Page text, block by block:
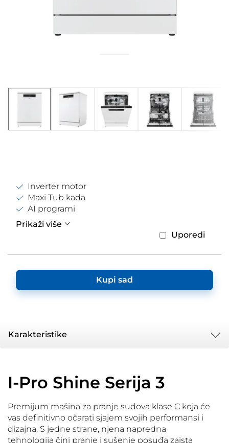
Inverter motor
Maxi Tub kada
AI programi
Prikaži više
Uporedi
Kupi sad
Karakteristike
I-Pro Shine Serija 3
Premijum mašina za pranje sudova klase C koja će
vas definitivno očarati sjajem svojih performansi i
dizajna. S jedne strane, njena napredna
tehnologija čini pranje i sušenje posuđa zaista